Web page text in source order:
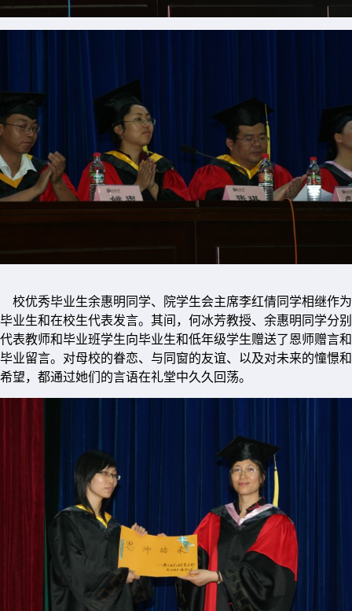
校优秀毕业生余惠明同学、院学生会主席李红倩同学相继作为
毕业生和在校生代表发言。其间，何冰芳教授、余惠明同学分别
代表教师和毕业班学生向毕业生和低年级学生赠送了恩师赠言和
毕业留言。对母校的眷恋、与同窗的友谊、以及对未来的憧憬和
希望，都通过她们的言语在礼堂中久久回荡。